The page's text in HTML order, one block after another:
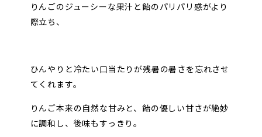
りんごのジューシーな果汁と飴のパリパリ感がより
際立ち、
ひんやりと冷たい口当たりが残暑の暑さを忘れさせ
てくれます。
りんご本来の自然な甘みと、飴の優しい甘さが絶妙
に調和し、後味もすっきり。